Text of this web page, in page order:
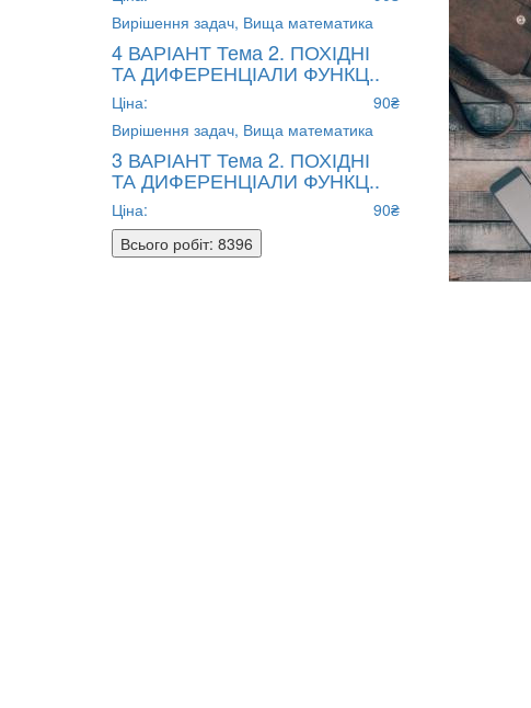
Вирішення задач, Вища математика
4 ВАРІАНТ Тема 2. ПОХІДНІ
ТА ДИФЕРЕНЦІАЛИ ФУНКЦ..
Ціна:
90₴
Вирішення задач, Вища математика
3 ВАРІАНТ Тема 2. ПОХІДНІ
ТА ДИФЕРЕНЦІАЛИ ФУНКЦ..
Ціна:
90₴
Всього робіт: 8396